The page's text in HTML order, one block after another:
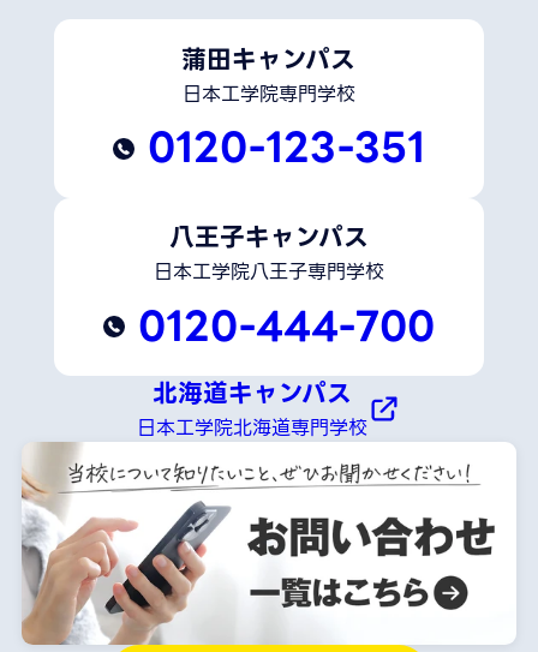
蒲田キャンパス
日本工学院専門学校
0120-123-351
八王子キャンパス
日本工学院八王子専門学校
0120-444-700
北海道キャンパス
日本工学院北海道専門学校